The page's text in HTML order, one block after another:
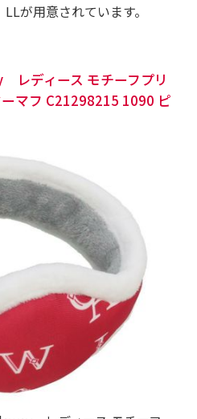
が用意されています。
レディース モチーフプリ
マフ C21298215 1090 ピ